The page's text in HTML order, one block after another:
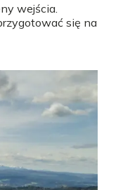
wejścia.
się na